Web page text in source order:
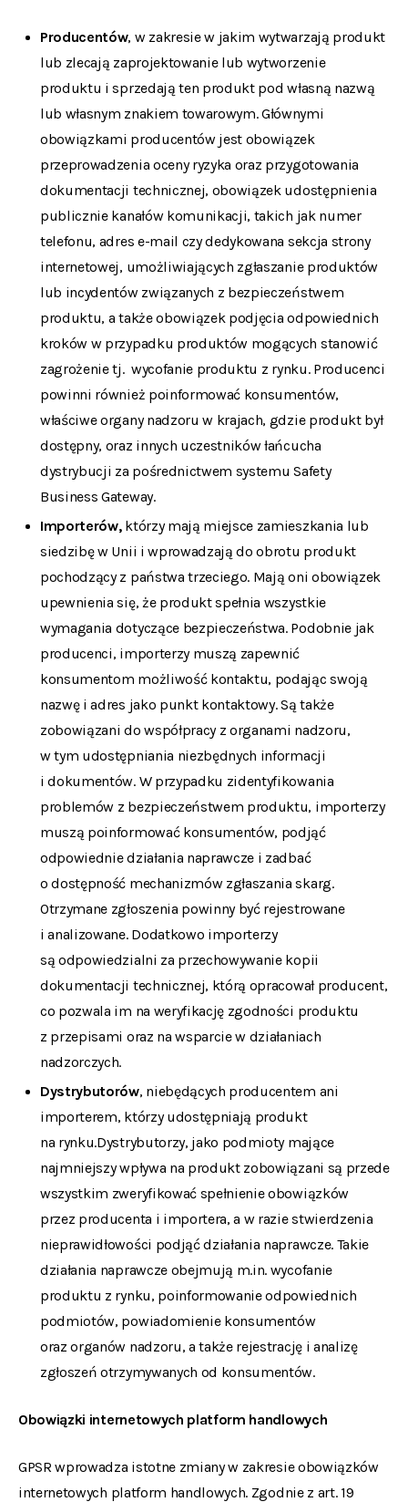
Producentów, w zakresie w jakim wytwarzają produkt
lub zlecają zaprojektowanie lub wytworzenie
produktu i sprzedają ten produkt pod własną nazwą
lub własnym znakiem towarowym. Głównymi
obowiązkami producentów jest obowiązek
przeprowadzenia oceny ryzyka oraz przygotowania
dokumentacji technicznej, obowiązek udostępnienia
publicznie kanałów komunikacji, takich jak numer
telefonu, adres e-mail czy dedykowana sekcja strony
internetowej, umożliwiających zgłaszanie produktów
lub incydentów związanych z bezpieczeństwem
produktu, a także obowiązek podjęcia odpowiednich
kroków w przypadku produktów mogących stanowić
zagrożenie tj. wycofanie produktu z rynku. Producenci
powinni również poinformować konsumentów,
właściwe organy nadzoru w krajach, gdzie produkt był
dostępny, oraz innych uczestników łańcucha
dystrybucji za pośrednictwem systemu Safety
Business Gateway.
Importerów, którzy mają miejsce zamieszkania lub
siedzibę w Unii i wprowadzają do obrotu produkt
pochodzący z państwa trzeciego. Mają oni obowiązek
upewnienia się, że produkt spełnia wszystkie
wymagania dotyczące bezpieczeństwa. Podobnie jak
producenci, importerzy muszą zapewnić
konsumentom możliwość kontaktu, podając swoją
nazwę i adres jako punkt kontaktowy. Są także
zobowiązani do współpracy z organami nadzoru,
w tym udostępniania niezbędnych informacji
i dokumentów. W przypadku zidentyfikowania
problemów z bezpieczeństwem produktu, importerzy
muszą poinformować konsumentów, podjąć
odpowiednie działania naprawcze i zadbać
o dostępność mechanizmów zgłaszania skarg.
Otrzymane zgłoszenia powinny być rejestrowane
i analizowane. Dodatkowo importerzy
są odpowiedzialni za przechowywanie kopii
dokumentacji technicznej, którą opracował producent,
co pozwala im na weryfikację zgodności produktu
z przepisami oraz na wsparcie w działaniach
nadzorczych.
Dystrybutorów, niebędących producentem ani
importerem, którzy udostępniają produkt
na rynku.Dystrybutorzy, jako podmioty mające
najmniejszy wpływa na produkt zobowiązani są przede
wszystkim zweryfikować spełnienie obowiązków
przez producenta i importera, a w razie stwierdzenia
nieprawidłowości podjąć działania naprawcze. Takie
działania naprawcze obejmują m.in. wycofanie
produktu z rynku, poinformowanie odpowiednich
podmiotów, powiadomienie konsumentów
oraz organów nadzoru, a także rejestrację i analizę
zgłoszeń otrzymywanych od konsumentów.
Obowiązki internetowych platform handlowych
GPSR wprowadza istotne zmiany w zakresie obowiązków
internetowych platform handlowych. Zgodnie z art. 19